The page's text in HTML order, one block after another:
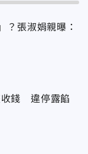
？張淑娟親曝：
收錢 違停露餡